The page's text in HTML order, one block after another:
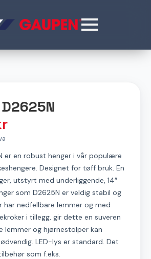
er en robust henger i vår populære
Designet for tøff bruk. En
utstyrt med underliggende, 14″
som D2625N er veldig stabil og
har nedfellbare lemmer og med
i tillegg, gir dette en suveren
lemmer og hjørnestolper kan
LED-lys er standard. Det
som f.eks.